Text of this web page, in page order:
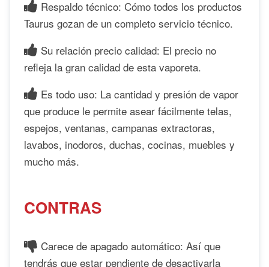
Respaldo técnico: Cómo todos los productos
Taurus gozan de un completo servicio técnico.
Su relación precio calidad: El precio no
refleja la gran calidad de esta vaporeta.
Es todo uso: La cantidad y presión de vapor
que produce le permite asear fácilmente telas,
espejos, ventanas, campanas extractoras,
lavabos, inodoros, duchas, cocinas, muebles y
mucho más.
CONTRAS
Carece de apagado automático: Así que
tendrás que estar pendiente de desactivarla